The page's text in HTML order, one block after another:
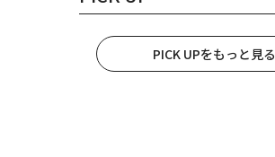
PICK UPをもっと見る